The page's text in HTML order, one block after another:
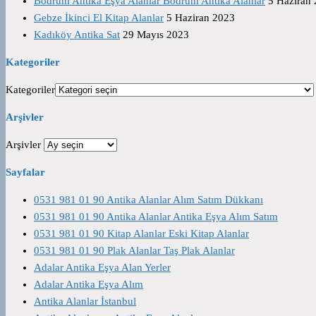
Gebze İkinci El Kitap Alanlar 5 Haziran 2023
Kadıköy Antika Sat 29 Mayıs 2023
Kategoriler
Kategoriler
Arşivler
Arşivler
Sayfalar
0531 981 01 90 Antika Alanlar Alım Satım Dükkanı
0531 981 01 90 Antika Alanlar Antika Eşya Alım Satım
0531 981 01 90 Kitap Alanlar Eski Kitap Alanlar
0531 981 01 90 Plak Alanlar Taş Plak Alanlar
Adalar Antika Eşya Alan Yerler
Adalar Antika Eşya Alım
Antika Alanlar İstanbul